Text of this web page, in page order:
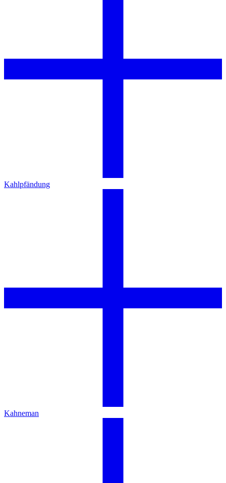
Kahlpfändung
Kahneman